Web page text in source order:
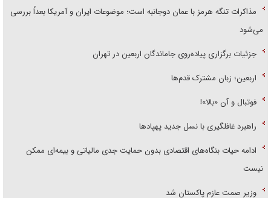
مذاکرات تنگه هرمز با عمان دوجانبه است؛ موضوعات ایران و آمریکا بعداً بررسی
می‌شود
جزئیات برگزاری پیاده‌روی جاماندگان اربعین در تهران
اربعین؛ زبان مشترک قدم‌ها
فوتبال و آن «بالا»!
راهبرد غافلگیری با نسل جدید پهپاد‌ها
ادامه حیات بنگاه‌های اقتصادی بدون حمایت جدی مالیاتی و بیمه‌ای ممکن
نیست
وزیر صمت عازم پاکستان شد